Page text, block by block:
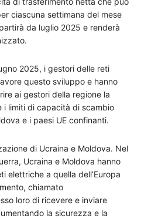
ciascuna settimana del mese
da luglio 2025 e renderà
2025, i gestori delle reti
questo sviluppo e hanno
ai gestori della regione la
i limiti di capacità di scambio
e i paesi UE confinanti.
di Ucraina e Moldova. Nel
Ucraina e Moldova hanno
elettriche a quella dell’Europa
chiamato
loro di ricevere e inviare
la sicurezza e la